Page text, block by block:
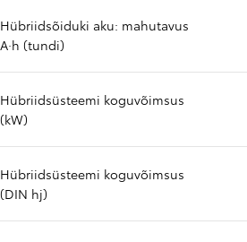
Hübriidsõiduki aku: mahutavus
A·h (tundi)
Hübriidsüsteemi koguvõimsus
(kW)
Hübriidsüsteemi koguvõimsus
(DIN hj)